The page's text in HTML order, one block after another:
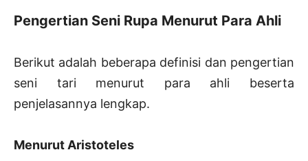
Pengertian Seni Rupa Menurut Para Ahli
Berikut adalah beberapa definisi dan pengertian
seni tari menurut para ahli beserta
penjelasannya lengkap.
Menurut Aristoteles